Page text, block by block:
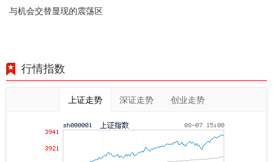
与机会交替显现的震荡区
行情指数
上证走势 深证走势 创业走势